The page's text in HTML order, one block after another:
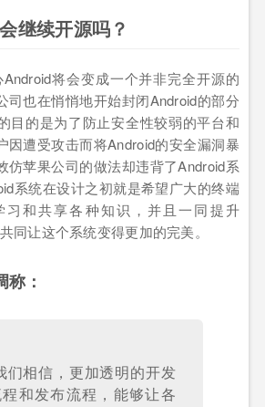
继续开源吗？
将会变成一个并非完全开源的
司也在悄悄地开始封闭Android的部分
目的是为了防止安全性较弱的平台和
因遭受攻击而将Android的安全漏洞暴
仿苹果公司的做法却违背了Android系
系统在设计之初就是希望广大的终端
习和共享各种知识，并且一同提升
同让这个系统变得更加的完美。
：
们相信，更加透明的开发
和发布流程，能够让各